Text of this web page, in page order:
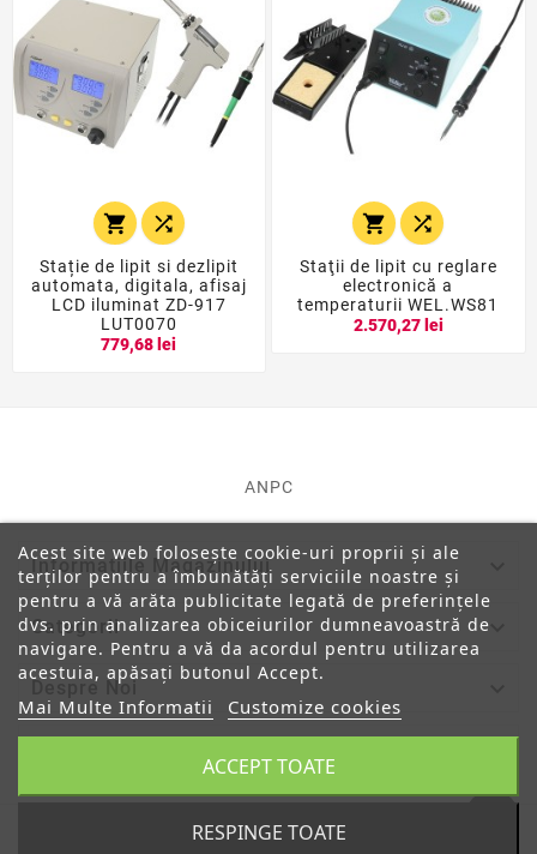
 
Stație de lipit si dezlipit
automata, digitala, afisaj
LCD iluminat ZD-917
LUT0070
779,68 lei
 
Staţii de lipit cu reglare
electronică a
temperaturii WEL.WS81
2.570,27 lei
ANPC
Informatiile Magazinului
Categorii 
Despre Noi
Acest site web folosește cookie-uri proprii și ale
terților pentru a îmbunătăți serviciile noastre și
pentru a vă arăta publicitate legată de preferințele
dvs. prin analizarea obiceiurilor dumneavoastră de
navigare. Pentru a vă da acordul pentru utilizarea
acestuia, apăsați butonul Accept.
Mai Multe Informatii Customize cookies
RESPINGE TOATE
ACCEPT TOATE
© 2019 - Ecommerce Software By PrestaShop™